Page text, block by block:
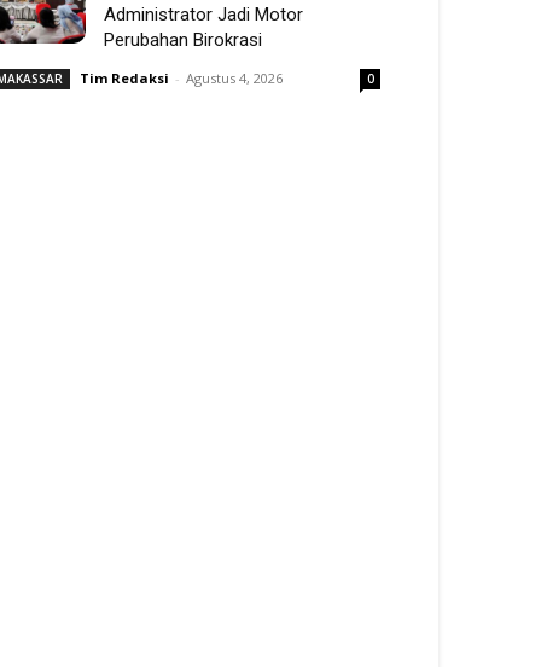
Administrator Jadi Motor
Perubahan Birokrasi
Tim Redaksi - Agustus 4, 2026 0